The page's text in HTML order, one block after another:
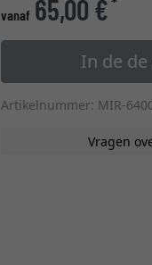
vanaf 65,00 €
In de
Artikelnummer: MIR-
Vragen